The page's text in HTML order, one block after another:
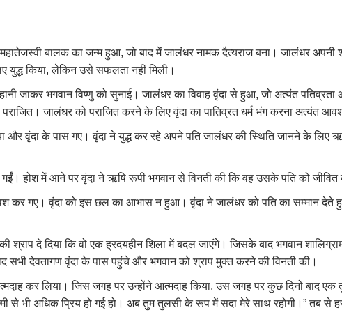
बालक का जन्म हुआ, जो बाद में जालंधर नामक दैत्यराज बना। जालंधर अपनी
युद्ध किया, लेकिन उसे सफलता नहीं मिली।
जाकर भगवान विष्णु को सुनाई। जालंधर का विवाह वृंदा से हुआ, जो अत्यंत पतिव्रता
जालंधर को पराजित करने के लिए वृंदा का पातिव्रत धर्म भंग करना अत्यंत
और वृंदा के पास गए। वृंदा ने युद्ध कर रहे अपने पति जालंधर की स्थिति जानने के लिए
होश में आने पर वृंदा ने ऋषि रूपी भगवान से विनती की कि वह उसके पति को जीवित
कर गए। वृंदा को इस छल का आभास न हुआ। वृंदा ने जालंधर को पति का सम्मान देते
श्राप दे दिया कि वो एक ह्रदयहीन शिला में बदल जाएंगे। जिसके बाद भगवान
सभी देवतागण वृंदा के पास पहुंचे और भगवान को श्राप मुक्त करने की विनती की।
कर लिया। जिस जगह पर उन्होंने आत्मदाह किया, उस जगह पर कुछ दिनों बाद
से भी अधिक प्रिय हो गई हो। अब तुम तुलसी के रूप में सदा मेरे साथ रहोगी।” तब से